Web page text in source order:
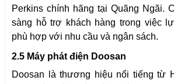
Perkins chính hãng tại Quãng Ngãi.
sàng hỗ trợ khách hàng trong việc
phù hợp với nhu cầu và ngân sách.
2.5 Máy phát điện Doosan
Doosan là thương hiệu nổi tiếng từ